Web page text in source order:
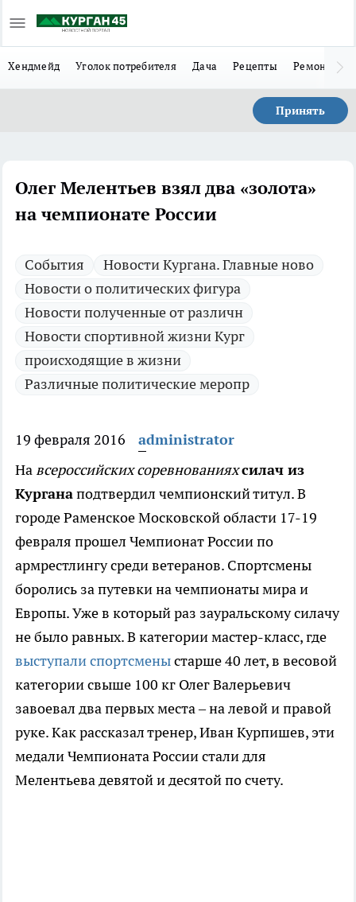
Хендмейд Уголок потребителя Дача Рецепты Ремонт
Принять
Олег Мелентьев взял два «золота»
на чемпионате России
Cобытия
Новости Кургана. Главные ново
Новости о политических фигура
Новости полученные от различн
Новости спортивной жизни Кург
происходящие в жизни
Различные политические меропр
19 февраля 2016
administrator
Навсероссийских соревнованияхсилач из
Курганаподтвердил чемпионский титул.В
городе Раменское Московской области 17-19
февраля прошел Чемпионат России по
армрестлингу среди ветеранов. Спортсмены
боролись за путевки на чемпионаты мира и
Европы. Уже в который раз зауральскому силачу
не было равных. В категории мастер-класс, где
выступали спортсменыстарше 40 лет, в весовой
категории свыше 100 кг Олег Валерьевич
завоевал два первых места – на левой и правой
руке. Как рассказал тренер, Иван Курпишев, эти
медали Чемпионата России стали для
Мелентьева девятой и десятой по счету.